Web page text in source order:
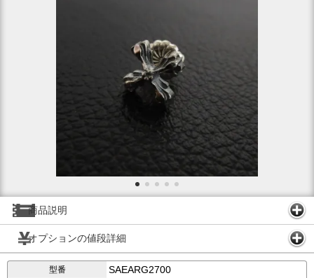
商品説明
オプションの値段詳細
型番 SAEARG2700